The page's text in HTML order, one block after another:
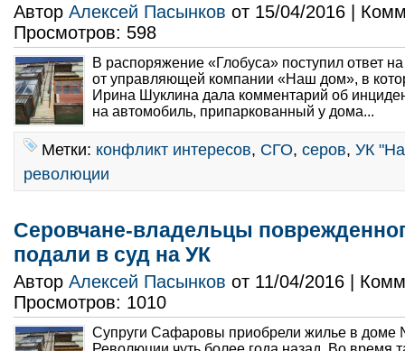
Автор Алексей Пасынков от 15/04/2016 |
Просмотров: 598
В распоряжение «Глобуса» поступил ответ
от управляющей компании «Наш дом», в
Ирина Шуклина дала комментарий об
на автомобиль, припаркованный у дома...
Метки: конфликт интересов, СГО, серов, УК
революции
Серовчане-владельцы
подали в суд на УК
Автор Алексей Пасынков от 11/04/2016 |
Просмотров: 1010
Супруги Сафаровы приобрели жилье в доме